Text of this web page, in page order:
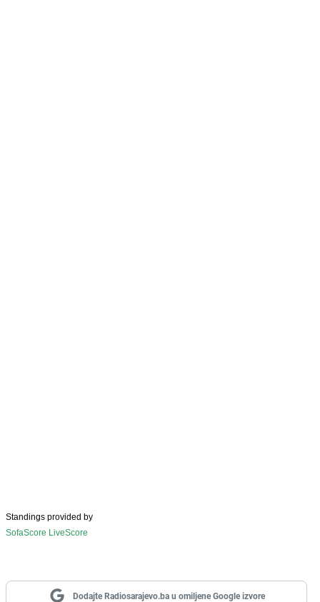
Standings provided by
SofaScore LiveScore
Dodajte Radiosarajevo.ba u omiljene Google izvore